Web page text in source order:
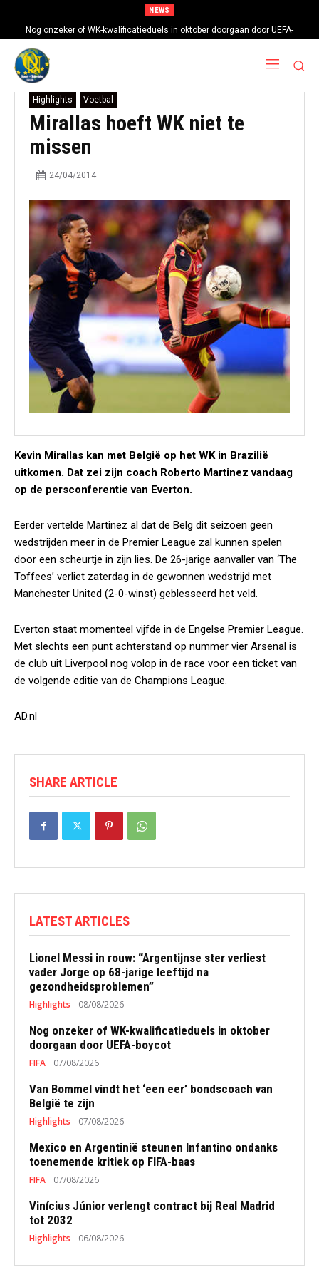
NEWS
Nog onzeker of WK-kwalificatieduels in oktober doorgaan door UEFA-
boycot
Highlights Voetbal
Mirallas hoeft WK niet te
missen
24/04/2014
Kevin Mirallas kan met België op het WK in Brazilië
uitkomen. Dat zei zijn coach Roberto Martinez vandaag
op de persconferentie van Everton.
Eerder vertelde Martinez al dat de Belg dit seizoen geen
wedstrijden meer in de Premier League zal kunnen spelen
door een scheurtje in zijn lies. De 26-jarige aanvaller van ‘The
Toffees’ verliet zaterdag in de gewonnen wedstrijd met
Manchester United (2-0-winst) geblesseerd het veld.
Everton staat momenteel vijfde in de Engelse Premier League.
Met slechts een punt achterstand op nummer vier Arsenal is
de club uit Liverpool nog volop in de race voor een ticket van
de volgende editie van de Champions League.
AD.nl
SHARE ARTICLE
LATEST ARTICLES
Lionel Messi in rouw: “Argentijnse ster verliest
vader Jorge op 68-jarige leeftijd na
gezondheidsproblemen”
Highlights 08/08/2026
Nog onzeker of WK-kwalificatieduels in oktober
doorgaan door UEFA-boycot
FIFA 07/08/2026
Van Bommel vindt het ‘een eer’ bondscoach van
België te zijn
Highlights 07/08/2026
Mexico en Argentinië steunen Infantino ondanks
toenemende kritiek op FIFA-baas
FIFA 07/08/2026
Vinícius Júnior verlengt contract bij Real Madrid
tot 2032
Highlights 06/08/2026